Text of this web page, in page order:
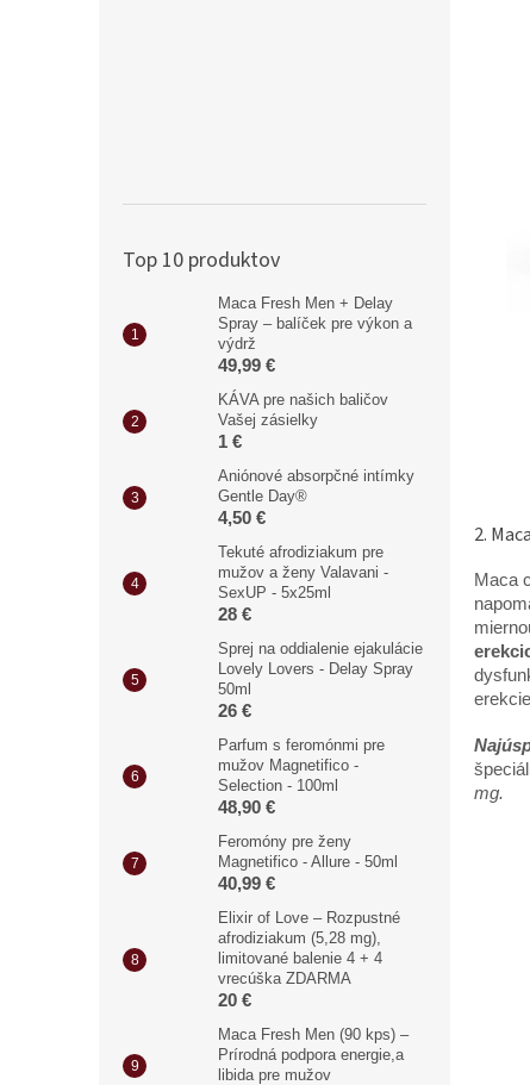
Top 10 produktov
Maca Fresh Men + Delay
Spray – balíček pre výkon a
výdrž
49,99 €
KÁVA pre našich baličov
Vašej zásielky
1 €
Aniónové absorpčné intímky
Gentle Day®
4,50 €
Tekuté afrodiziakum pre
mužov a ženy Valavani -
SexUP - 5x25ml
28 €
Sprej na oddialenie ejakulácie
Lovely Lovers - Delay Spray
50ml
26 €
Parfum s feromónmi pre
mužov Magnetifico -
Selection - 100ml
48,90 €
Feromóny pre ženy
Magnetifico - Allure - 50ml
40,99 €
Elixir of Love – Rozpustné
afrodiziakum (5,28 mg),
limitované balenie 4 + 4
vrecúška ZDARMA
20 €
Maca Fresh Men (90 kps) –
Prírodná podpora energie,a
libida pre mužov
2.
Maca
mg.